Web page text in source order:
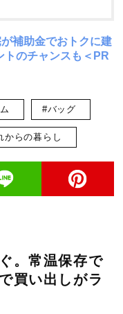
補助金でおトクに建
トのチャンスも＜PR
#バッグ
からの暮らし
。常温保存で
買い出しがラ